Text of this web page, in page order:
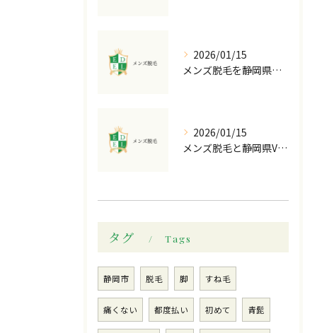
2026/01/15
メンズ脱毛を静岡県静岡市で検討中なら全身脱毛がお得な人気店の選び方と費用比較ガイド
2026/01/15
メンズ脱毛と静岡県VIO脱毛を睾丸マッサージのセットで賢く受けるコツ
タグ Tags
静岡市 脱毛 脚 すね毛
痛くない 都度払い 初めて 青髭